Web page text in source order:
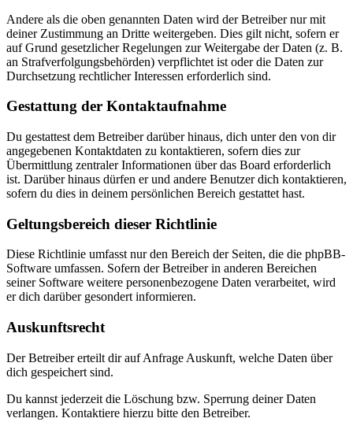
Andere als die oben genannten Daten wird der Betreiber nur mit
deiner Zustimmung an Dritte weitergeben. Dies gilt nicht, sofern er
auf Grund gesetzlicher Regelungen zur Weitergabe der Daten (z. B.
an Strafverfolgungsbehörden) verpflichtet ist oder die Daten zur
Durchsetzung rechtlicher Interessen erforderlich sind.
Gestattung der Kontaktaufnahme
Du gestattest dem Betreiber darüber hinaus, dich unter den von dir
angegebenen Kontaktdaten zu kontaktieren, sofern dies zur
Übermittlung zentraler Informationen über das Board erforderlich
ist. Darüber hinaus dürfen er und andere Benutzer dich kontaktieren,
sofern du dies in deinem persönlichen Bereich gestattet hast.
Geltungsbereich dieser Richtlinie
Diese Richtlinie umfasst nur den Bereich der Seiten, die die phpBB-
Software umfassen. Sofern der Betreiber in anderen Bereichen
seiner Software weitere personenbezogene Daten verarbeitet, wird
er dich darüber gesondert informieren.
Auskunftsrecht
Der Betreiber erteilt dir auf Anfrage Auskunft, welche Daten über
dich gespeichert sind.
Du kannst jederzeit die Löschung bzw. Sperrung deiner Daten
verlangen. Kontaktiere hierzu bitte den Betreiber.